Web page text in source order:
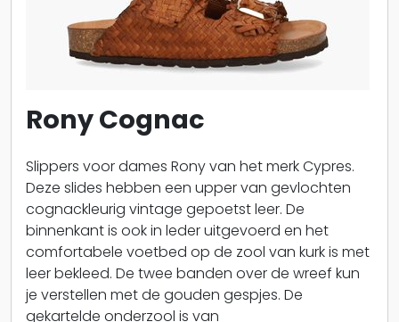
Rony Cognac
Slippers voor dames Rony van het merk Cypres.
Deze slides hebben een upper van gevlochten
cognackleurig vintage gepoetst leer. De
binnenkant is ook in leder uitgevoerd en het
comfortabele voetbed op de zool van kurk is met
leer bekleed. De twee banden over de wreef kun
je verstellen met de gouden gespjes. De
gekartelde onderzool is van